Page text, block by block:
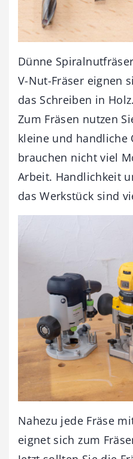
Dünne
V-Nut-Fräser eignen
das Schreiben in Holz.
Zum Fräsen nutzen
kleine und handliche
brauchen nicht viel
Arbeit. Handlichkeit
das Werkstück sind
Nahezu jede Fräse
eignet sich zum